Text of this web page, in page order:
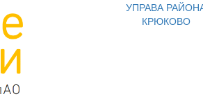
УПРАВА
КРЮКОВО